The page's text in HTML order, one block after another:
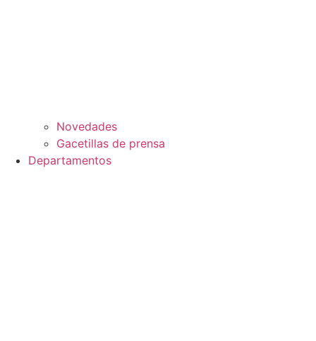
Novedades
Gacetillas de prensa
Departamentos